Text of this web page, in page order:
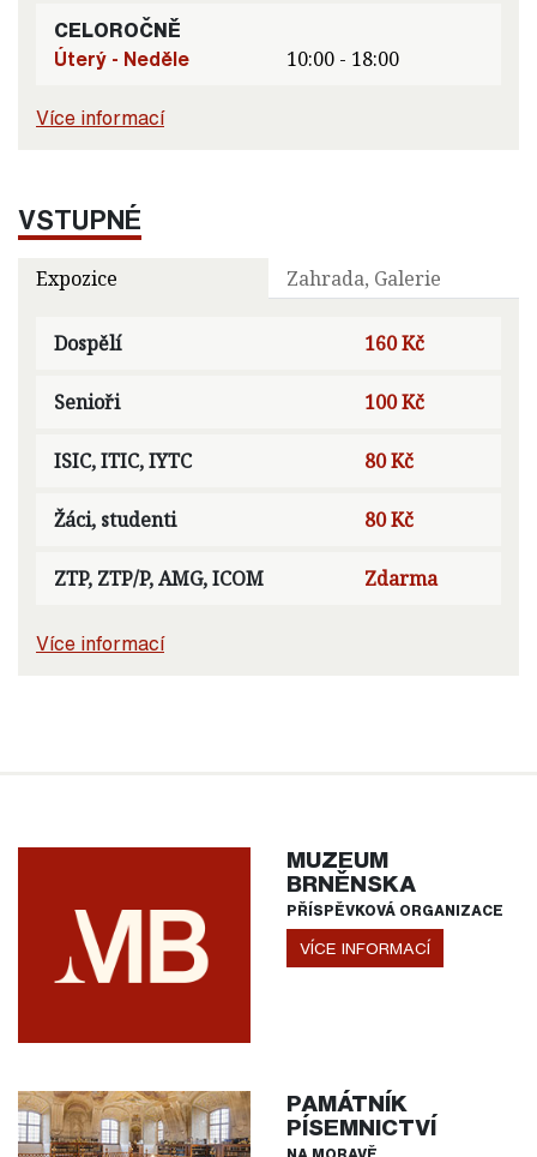
CELOROČNĚ
Úterý - Neděle
10:00 - 18:00
Více informací
VSTUPNÉ
Expozice Zahrada, Galerie
Dospělí 160 Kč
Senioři 100 Kč
ISIC, ITIC, IYTC 80 Kč
Žáci, studenti 80 Kč
ZTP, ZTP/P, AMG, ICOM Zdarma
Více informací
MUZEUM
BRNĚNSKA
PŘÍSPĚVKOVÁ ORGANIZACE
VÍCE INFORMACÍ
PAMÁTNÍK
PÍSEMNICTVÍ